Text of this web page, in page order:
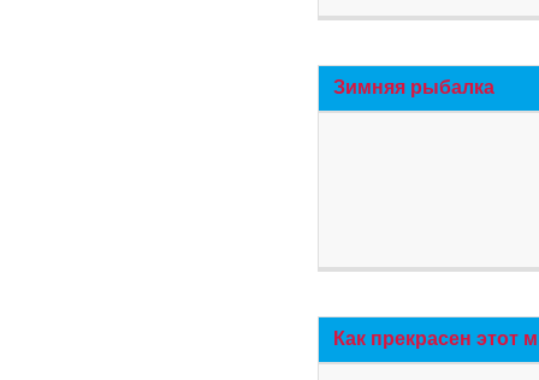
Зимняя рыбалка
Как прекрасен этот